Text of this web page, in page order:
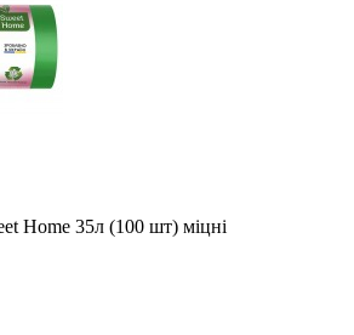
Home 35л (100 шт) міцні